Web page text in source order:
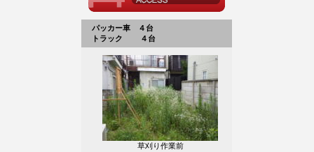
パッカー車 ４台
トラック ４台
草刈り作業前